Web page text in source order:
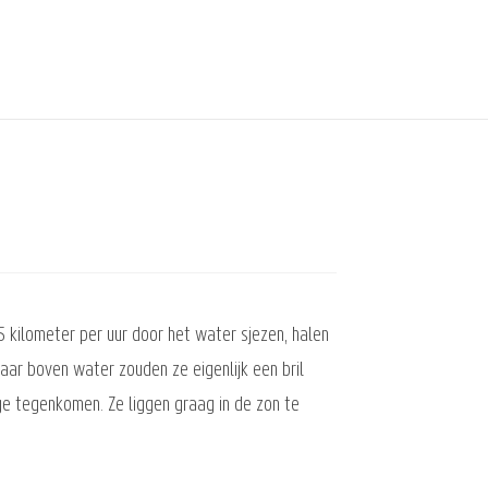
kilometer per uur door het water sjezen, halen
boven water zouden ze eigenlijk een bril
tegenkomen. Ze liggen graag in de zon te